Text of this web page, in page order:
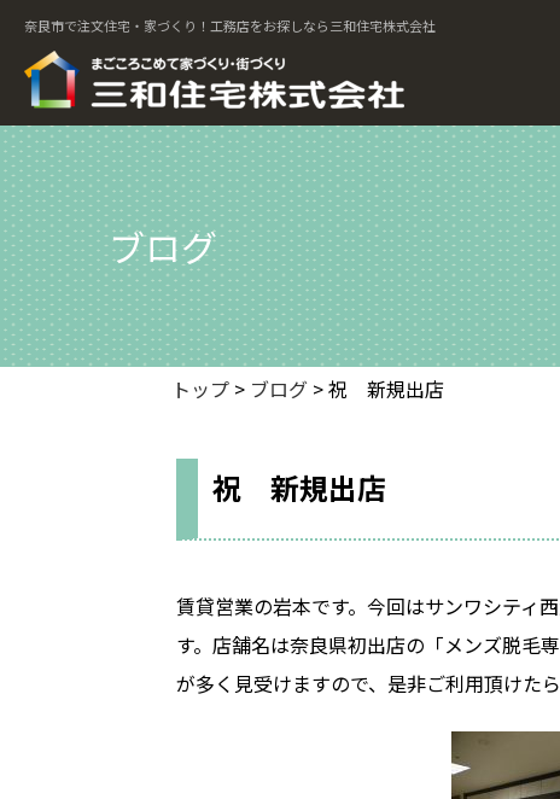
奈良市で注文住宅・家づくり！工務店をお探しなら三和住宅株式会社
ブログ
トップ > ブログ > 祝 新規出店
祝 新規出店
賃貸営業の岩本です。今回はサンワシティ
す。店舗名は奈良県初出店の「メンズ脱
が多く見受けますので、是非ご利用頂けたら